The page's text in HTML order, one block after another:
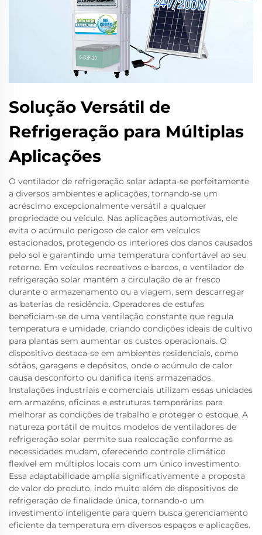
Solução Versátil de
Refrigeração para Múltiplas
Aplicações
O ventilador de refrigeração solar adapta-se perfeitamente
a diversos ambientes e aplicações, tornando-se um
acréscimo excepcionalmente versátil a qualquer
propriedade ou veículo. Nas aplicações automotivas, ele
evita o acúmulo perigoso de calor em veículos
estacionados, protegendo os interiores dos danos causados
pelo sol e garantindo uma temperatura confortável ao seu
retorno. Em veículos recreativos e barcos, o ventilador de
refrigeração solar mantém a circulação de ar fresco
durante o armazenamento ou a viagem, sem descarregar
as baterias da residência. Operadores de estufas
beneficiam-se de uma ventilação constante que regula
temperatura e umidade, criando condições ideais de cultivo
para plantas sem aumentar os custos operacionais. O
dispositivo destaca-se em ambientes residenciais, como
sótãos, garagens e depósitos, onde o acúmulo de calor
causa desconforto ou danifica itens armazenados.
Instalações industriais e comerciais utilizam essas unidades
em armazéns, oficinas e estruturas temporárias para
melhorar as condições de trabalho e proteger o estoque. A
natureza portátil de muitos modelos de ventiladores de
refrigeração solar permite sua realocação conforme as
necessidades mudam, oferecendo controle climático
flexível em múltiplos locais com um único investimento.
Essa adaptabilidade amplia significativamente a proposta
de valor do produto, indo muito além de dispositivos de
refrigeração de finalidade única, tornando-o um
investimento inteligente para quem busca gerenciamento
eficiente da temperatura em diversos espaços e aplicações.